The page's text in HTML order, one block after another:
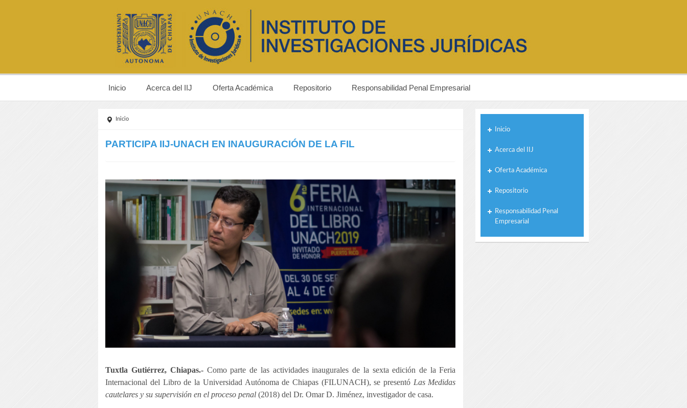
Inicio Acerca del IIJ Oferta Académica Repositorio Responsabilidad Penal Empresarial
Inicio
PARTICIPA IIJ-UNACH EN INAUGURACIÓN DE LA FIL
Tuxtla Gutiérrez, Chiapas.-Como parte de las actividades inaugurales de la sexta edición de la Feria
Internacional del Libro de la Universidad Autónoma de Chiapas (FILUNACH), se presentó Las Medidas
cautelares y su supervisión en el proceso penal (2018) del Dr. Omar D. Jiménez, investigador de casa.
Inicio
Acerca del IIJ
Oferta Académica
Repositorio
Responsabilidad Penal
Empresarial